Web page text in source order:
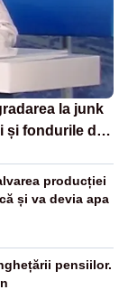
la junk
și fondurile de
producției
și va devia apa
pensiilor.